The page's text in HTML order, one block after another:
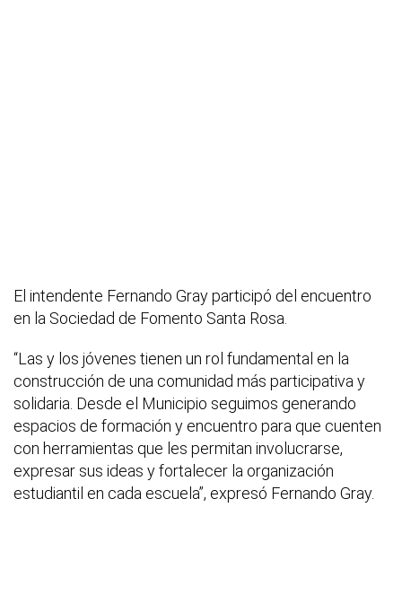
El intendente Fernando Gray participó del encuentro
en la Sociedad de Fomento Santa Rosa.
“Las y los jóvenes tienen un rol fundamental en la
construcción de una comunidad más participativa y
solidaria. Desde el Municipio seguimos generando
espacios de formación y encuentro para que cuenten
con herramientas que les permitan involucrarse,
expresar sus ideas y fortalecer la organización
estudiantil en cada escuela”, expresó Fernando Gray.